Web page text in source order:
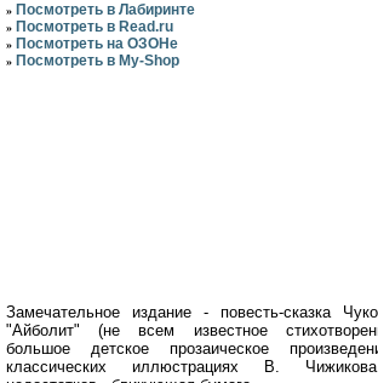
» Посмотреть в Лабиринте
» Посмотреть в Read.ru
» Посмотреть на ОЗОНе
» Посмотреть в My-Shop
Замечательное издание - повесть-сказка
"Айболит" (не всем известное
большое детское прозаическое
классических иллюстрациях В.